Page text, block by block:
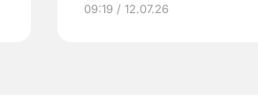
09:19 / 12.07.26